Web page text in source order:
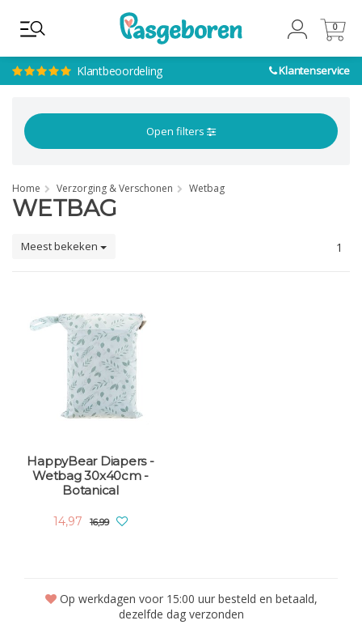
Klantbeoordeling Klantenservice
0
0
Open filters
Home Verzorging & Verschonen Wetbag
WETBAG
Meest bekeken 1
HappyBear Diapers -
Wetbag 30x40cm -
Botanical
14,97 16,99
Op werkdagen voor 15:00 uur besteld en betaald,
dezelfde dag verzonden